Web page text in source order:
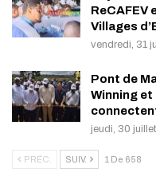
ReCAFEV
Villages
vendredi, 31
Pont de
Winning
jeudi, 30
PRÉC. SUIV. 1 De 658